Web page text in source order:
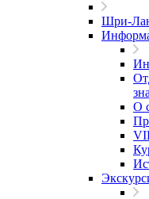
Шри-
О